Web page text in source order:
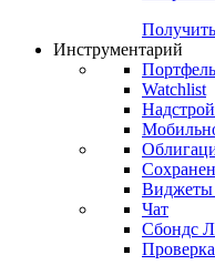
Инструментарий
Портфель
Watchlist
Виджеты
Чат
Сбондс